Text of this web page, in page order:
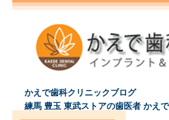
かえで歯科クリニックブログ
練馬 豊玉 東武ストアの歯医者 かえ